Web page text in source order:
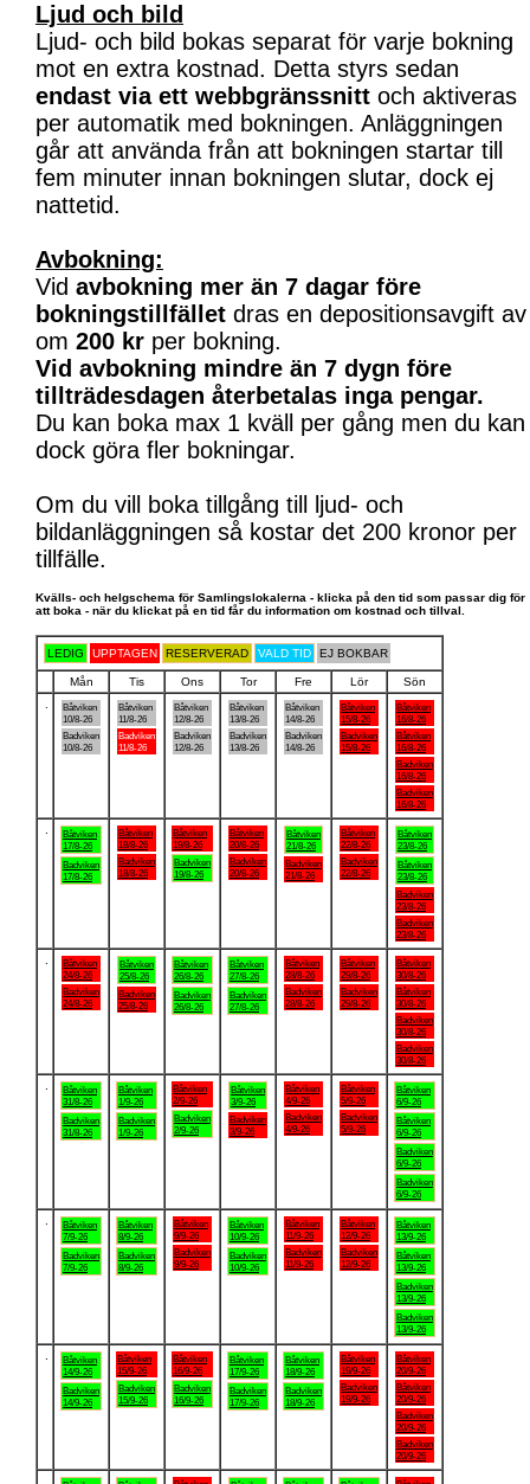
Ljud och bild
Ljud- och bild bokas separat för varje bokning
mot en extra kostnad. Detta styrs sedan
endast via ett webbgränssnitt och aktiveras
per automatik med bokningen. Anläggningen
går att använda från att bokningen startar till
fem minuter innan bokningen slutar, dock ej
nattetid.
Avbokning:
Vid avbokning mer än 7 dagar före
bokningstillfället dras en depositionsavgift av
om 200 kr per bokning.
Vid avbokning mindre än 7 dygn före
tillträdesdagen återbetalas inga pengar.
Du kan boka max 1 kväll per gång men du kan
dock göra fler bokningar.
Om du vill boka tillgång till ljud- och
bildanläggningen så kostar det 200 kronor per
tillfälle.
Kvälls- och helgschema för Samlingslokalerna - klicka på den tid som passar dig för
att boka - när du klickat på en tid får du information om kostnad och tillval.
LEDIG UPPTAGEN RESERVERAD VALD TID EJ BOKBAR
Mån Tis Ons Tor Fre Lör
Sön
Båtviken
10/8-26
Badviken
10/8-26
Båtviken
11/8-26
Badviken
11/8-26
Båtviken
12/8-26
Badviken
12/8-26
Båtviken
13/8-26
Badviken
13/8-26
Båtviken
14/8-26
Badviken
14/8-26
Båtviken
15/8-26
Badviken
15/8-26
Båtviken
16/8-26
Båtviken
16/8-26
Badviken
16/8-26
Badviken
16/8-26
Båtviken
17/8-26
Badviken
17/8-26
Båtviken
18/8-26
Badviken
18/8-26
Båtviken
19/8-26
Badviken
19/8-26
Båtviken
20/8-26
Badviken
20/8-26
Båtviken
21/8-26
Badviken
21/8-26
Båtviken
22/8-26
Badviken
22/8-26
Båtviken
23/8-26
Båtviken
23/8-26
Badviken
23/8-26
Badviken
23/8-26
Båtviken
24/8-26
Badviken
24/8-26
Båtviken
25/8-26
Badviken
25/8-26
Båtviken
26/8-26
Badviken
26/8-26
Båtviken
27/8-26
Badviken
27/8-26
Båtviken
28/8-26
Badviken
28/8-26
Båtviken
29/8-26
Badviken
29/8-26
Båtviken
30/8-26
Båtviken
30/8-26
Badviken
30/8-26
Badviken
30/8-26
Båtviken
31/8-26
Badviken
31/8-26
Båtviken
1/9-26
Badviken
1/9-26
Båtviken
2/9-26
Badviken
2/9-26
Båtviken
3/9-26
Badviken
3/9-26
Båtviken
4/9-26
Badviken
4/9-26
Båtviken
5/9-26
Badviken
5/9-26
Båtviken
6/9-26
Båtviken
6/9-26
Badviken
6/9-26
Badviken
6/9-26
Båtviken
7/9-26
Badviken
7/9-26
Båtviken
8/9-26
Badviken
8/9-26
Båtviken
9/9-26
Badviken
9/9-26
Båtviken
10/9-26
Badviken
10/9-26
Båtviken
11/9-26
Badviken
11/9-26
Båtviken
12/9-26
Badviken
12/9-26
Båtviken
13/9-26
Båtviken
13/9-26
Badviken
13/9-26
Badviken
13/9-26
Båtviken
14/9-26
Badviken
14/9-26
Båtviken
15/9-26
Badviken
15/9-26
Båtviken
16/9-26
Badviken
16/9-26
Båtviken
17/9-26
Badviken
17/9-26
Båtviken
18/9-26
Badviken
18/9-26
Båtviken
19/9-26
Badviken
19/9-26
Båtviken
20/9-26
Båtviken
20/9-26
Badviken
20/9-26
Badviken
20/9-26